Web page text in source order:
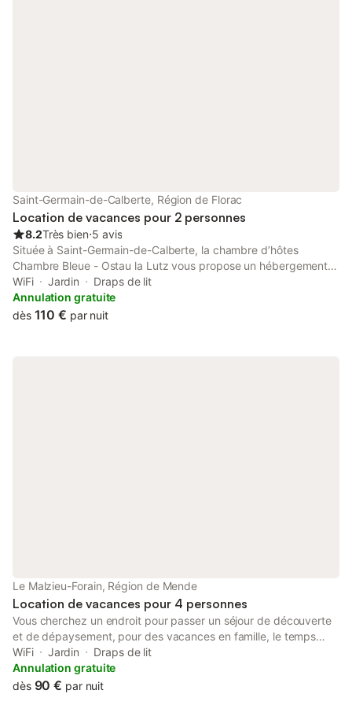
Saint-Germain-de-Calberte, Région de Florac
Location de vacances pour 2 personnes
8.2Très bien⋅5 avis
Située à Saint-Germain-de-Calberte, la chambre d’hôtes
Chambre Bleue - Ostau la Lutz vous propose un hébergement
chaleureux de 20 m² pouvant accueillir 2 personnes (lit double
160x200). Vous disposerez d’une salle d'eau partagée (douche
italienne). Les équipements comprennent le Wi-Fi, un ventilateur
WiFi Jardin
Draps de lit
Annulation gratuite
dès 110 € par nuit
Le Malzieu-Forain, Région de Mende
Location de vacances pour 4 personnes
Vous cherchez un endroit pour passer un séjour de découverte
et de dépaysement, pour des vacances en famille, le temps
d'une pose, ou simplement pour s'évader sur les terres de la
Margeride, vous serez ici accueillis en toute simplicité par
Valérie et Wilfried. Dans Le Petit Château du Villard, dans un lieu
WiFi Jardin
Draps de lit
Annulation gratuite
dès 90 € par nuit